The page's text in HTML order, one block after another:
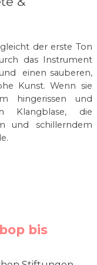
der erste Ton
das Instrument
einen sauberen,
Kunst. Wenn sie
hingerissen und
Klangblase, die
und schillerndem
bis